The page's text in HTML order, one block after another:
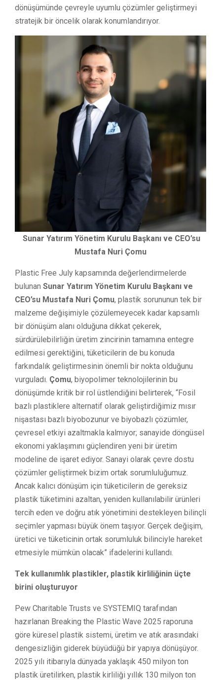
dönüşümünde çevreyle uyumlu çözümler geliştirmeyi
stratejik bir öncelik olarak konumlandırıyor.
Sunar Yatırım Yönetim Kurulu Başkanı ve CEO’su
Mustafa Nuri Çomu
Plastic Free July kapsamında değerlendirmelerde
bulunan Sunar Yatırım Yönetim Kurulu Başkanı ve
CEO’su Mustafa Nuri Çomu, plastik sorununun tek bir
malzeme değişimiyle çözülemeyecek kadar kapsamlı
bir dönüşüm alanı olduğuna dikkat çekerek,
sürdürülebilirliğin üretim zincirinin tamamına entegre
edilmesi gerektiğini, tüketicilerin de bu konuda
farkındalık geliştirmesinin önemli bir nokta olduğunu
vurguladı. Çomu, biyopolimer teknolojilerinin bu
dönüşümde kritik bir rol üstlendiğini belirterek, “Fosil
bazlı plastiklere alternatif olarak geliştirdiğimiz mısır
nişastası bazlı biyobozunur ve biyobazlı çözümler,
çevresel etkiyi azaltmakla kalmıyor; sanayide döngüsel
ekonomi yaklaşımını güçlendiren yeni bir üretim
modeline de işaret ediyor. Sanayi olarak çevre dostu
çözümler geliştirmek bizim ortak sorumluluğumuz.
Ancak kalıcı dönüşüm için tüketicilerin de gereksiz
plastik tüketimini azaltan, yeniden kullanılabilir ürünleri
tercih eden ve doğru atık yönetimini destekleyen bilinçli
seçimler yapması büyük önem taşıyor. Gerçek değişim,
üretici ve tüketicinin ortak sorumluluk bilinciyle hareket
etmesiyle mümkün olacak” ifadelerini kullandı.
Tek kullanımlık plastikler, plastik kirliliğinin üçte
birini oluşturuyor
Pew Charitable Trusts ve SYSTEMIQ tarafından
hazırlanan Breaking the Plastic Wave 2025 raporuna
göre küresel plastik sistemi, üretim ve atık arasındaki
dengesizliğin giderek büyüdüğü bir yapıya dönüşüyor.
2025 yılı itibarıyla dünyada yaklaşık 450 milyon ton
plastik üretilirken, plastik kirliliği yıllık 130 milyon ton